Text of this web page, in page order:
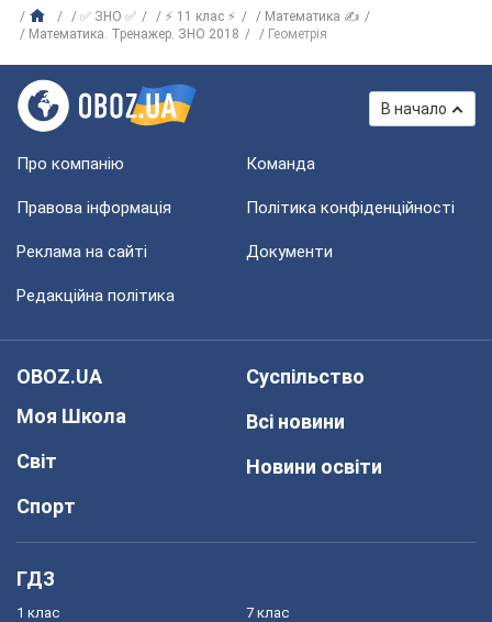
✅ ЗНО ✅ ⚡ 11 клас ⚡
Математика ✍
Математика. Тренажер. ЗНО 2018
Геометрія
В начало
Про компанію Команда
Правова інформація Політика конфіденційності
Реклама на сайті Документи
Редакційна політика
OBOZ.UA
Моя Школа
Світ
Спорт
Суспільство
Всі новини
Новини освіти
ГДЗ
1 клас 7 клас